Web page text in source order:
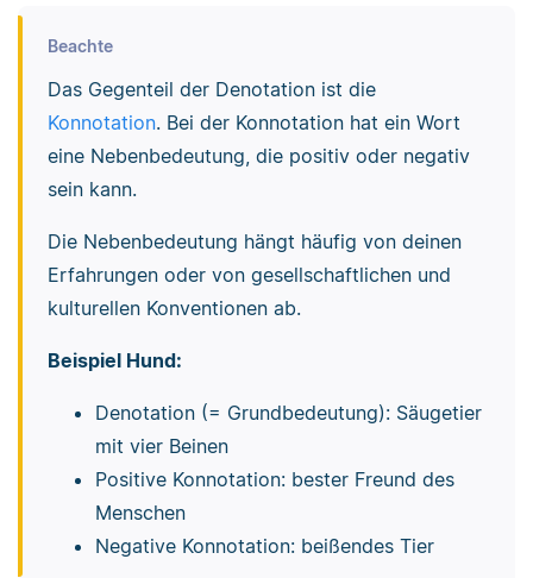
Beachte
Das Gegenteil der Denotation ist die
Konnotation. Bei der Konnotation hat ein Wort
eine Nebenbedeutung, die positiv oder negativ
sein kann.
Die Nebenbedeutung hängt häufig von deinen
Erfahrungen oder von gesellschaftlichen und
kulturellen Konventionen ab.
Beispiel Hund:
Denotation (= Grundbedeutung): Säugetier
mit vier Beinen
Positive Konnotation: bester Freund des
Menschen
Negative Konnotation: beißendes Tier